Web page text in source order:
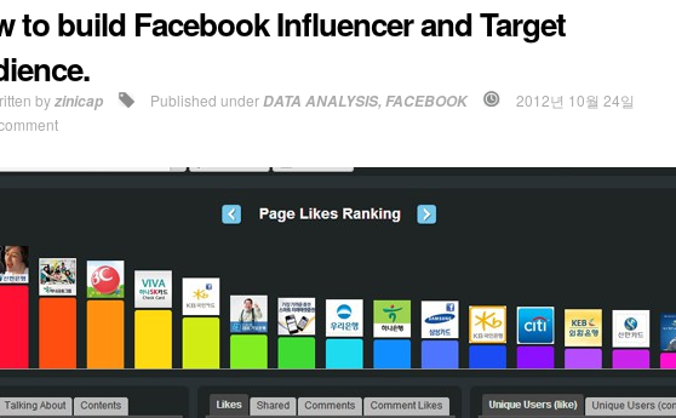
to build Facebook Influencer and Target
byzinicap Published underDATA ANALYSIS,FACEBOOK
2012년 10월 24일